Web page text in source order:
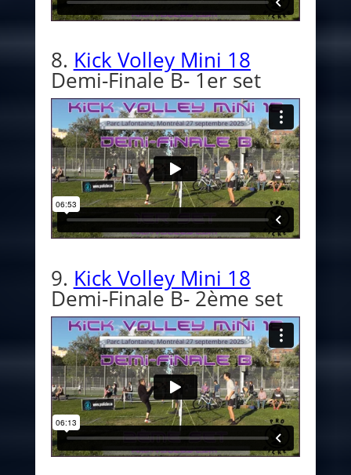
8. Kick Volley Mini 18
Demi-Finale B- 1er set
9. Kick Volley Mini 18
Demi-Finale B- 2ème set